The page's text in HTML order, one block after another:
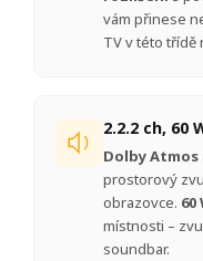
vám přinese
TV v této třídě
2.2.2 ch, 60
Dolby Atmos
prostorový
obrazovce. 60
místnosti –
soundbar.